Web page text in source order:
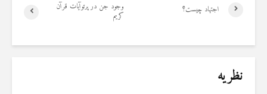
وجود جن در پرتوآیات قرآن
کریم
اجتهاد چیست؟
نظریه